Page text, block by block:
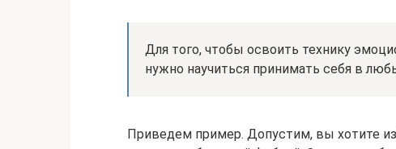
Для того, чтобы освоить технику
нужно научиться принимать себя в
Приведем пример. Допустим, вы хотите